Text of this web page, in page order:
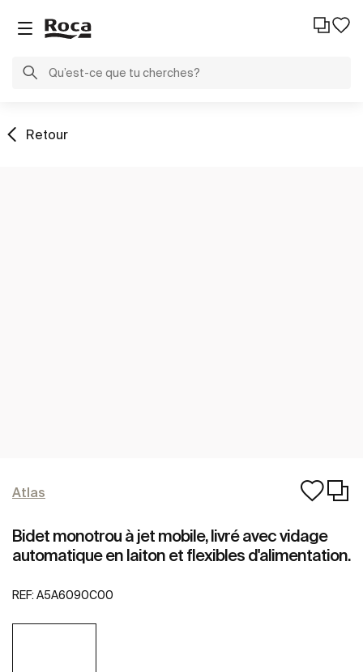
Retour
Atlas
Bidet monotrou à jet mobile, livré avec vidage
automatique en laiton et flexibles d'alimentation.
REF: A5A6090C00